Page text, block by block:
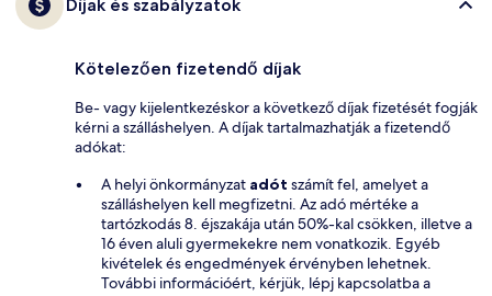
Díjak és szabályzatok
Kötelezően fizetendő díjak
Be- vagy kijelentkezéskor a következő díjak fizetését fogják
kérni a szálláshelyen. A díjak tartalmazhatják a fizetendő
adókat:
A helyi önkormányzat adót számít fel, amelyet a
szálláshelyen kell megfizetni. Az adó mértéke a
tartózkodás 8. éjszakája után 50%-kal csökken, illetve a
16 éven aluli gyermekekre nem vonatkozik. Egyéb
kivételek és engedmények érvényben lehetnek.
További információért, kérjük, lépj kapcsolatba a